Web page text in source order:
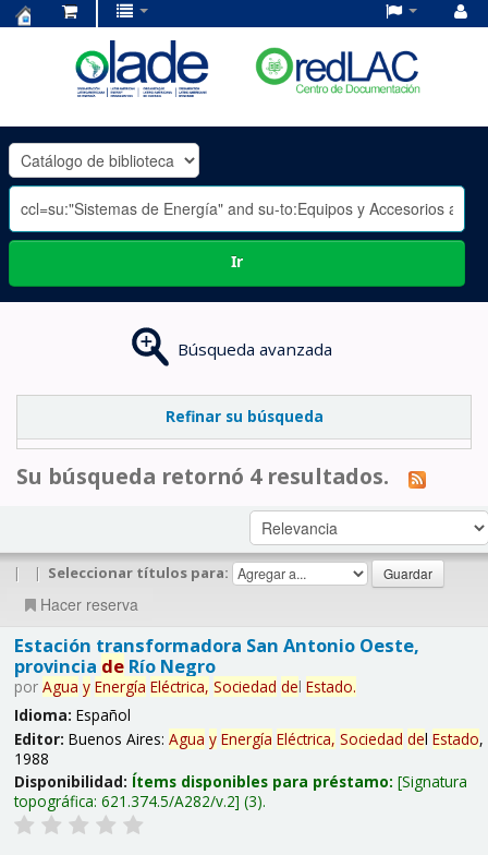
OLADE
-
Ir
Búsqueda avanzada
Refinar su búsqueda
Su búsqueda retornó 4 resultados.
| | Seleccionar títulos para:
Hacer reserva
Estación transformadora San Antonio Oeste,
provincia deRío Negro
por Agua y Energía Eléctrica, Sociedad del Estado.
Idioma: Español
Editor: Buenos Aires: Agua y Energía Eléctrica, Sociedad del Estado,
1988
Disponibilidad: Ítems disponibles para préstamo: Signatura
topográfica: 621.374.5/A282/v.2 (3).